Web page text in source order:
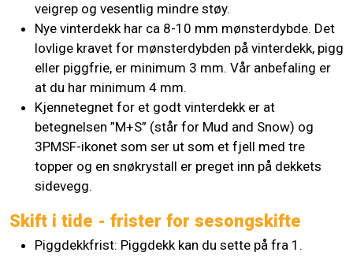
veigrep og vesentlig mindre støy.
Nye vinterdekk har ca 8-10 mm mønsterdybde. Det
lovlige kravet for mønsterdybden på vinterdekk, pigg
eller piggfrie, er minimum 3 mm. Vår anbefaling er
at du har minimum 4 mm.
Kjennetegnet for et godt vinterdekk er at
betegnelsen ”M+S” (står for Mud and Snow) og
3PMSF-ikonet som ser ut som et fjell med tre
topper og en snøkrystall er preget inn på dekkets
sidevegg.
Skift i tide - frister for sesongskifte
Piggdekkfrist: Piggdekk kan du sette på fra 1.